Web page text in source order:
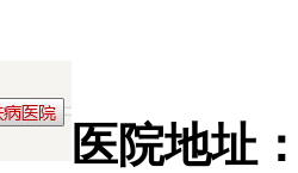
医院地址